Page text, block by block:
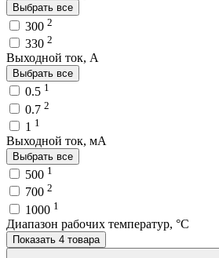
Выбрать все
300 2
330 2
Выходной ток, A
Выбрать все
0.5 1
0.7 2
1 1
Выходной ток, мA
Выбрать все
500 1
700 2
1000 1
Диапазон рабочих температур, °C
Показать 4 товара